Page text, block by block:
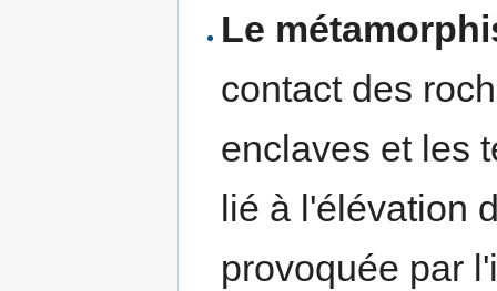
Le
contact des
enclaves et les
lié à l'élévation
provoquée par